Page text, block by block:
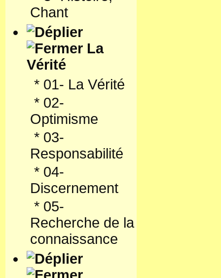
Chant
La
Vérité
* 01- La Vérité
* 02-
Optimisme
* 03-
Responsabilité
* 04-
Discernement
* 05-
Recherche de la
connaissance